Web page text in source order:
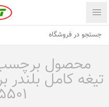
محصول برچسب
تیغه کامل